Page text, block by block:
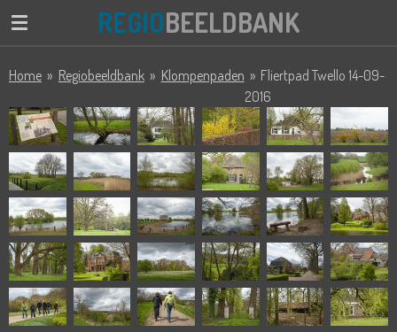
Ga
de
REGIOBEELDBANK
Home » Regiobeeldbank » Klompenpaden » Fliertpad Twello 14-09-
2016